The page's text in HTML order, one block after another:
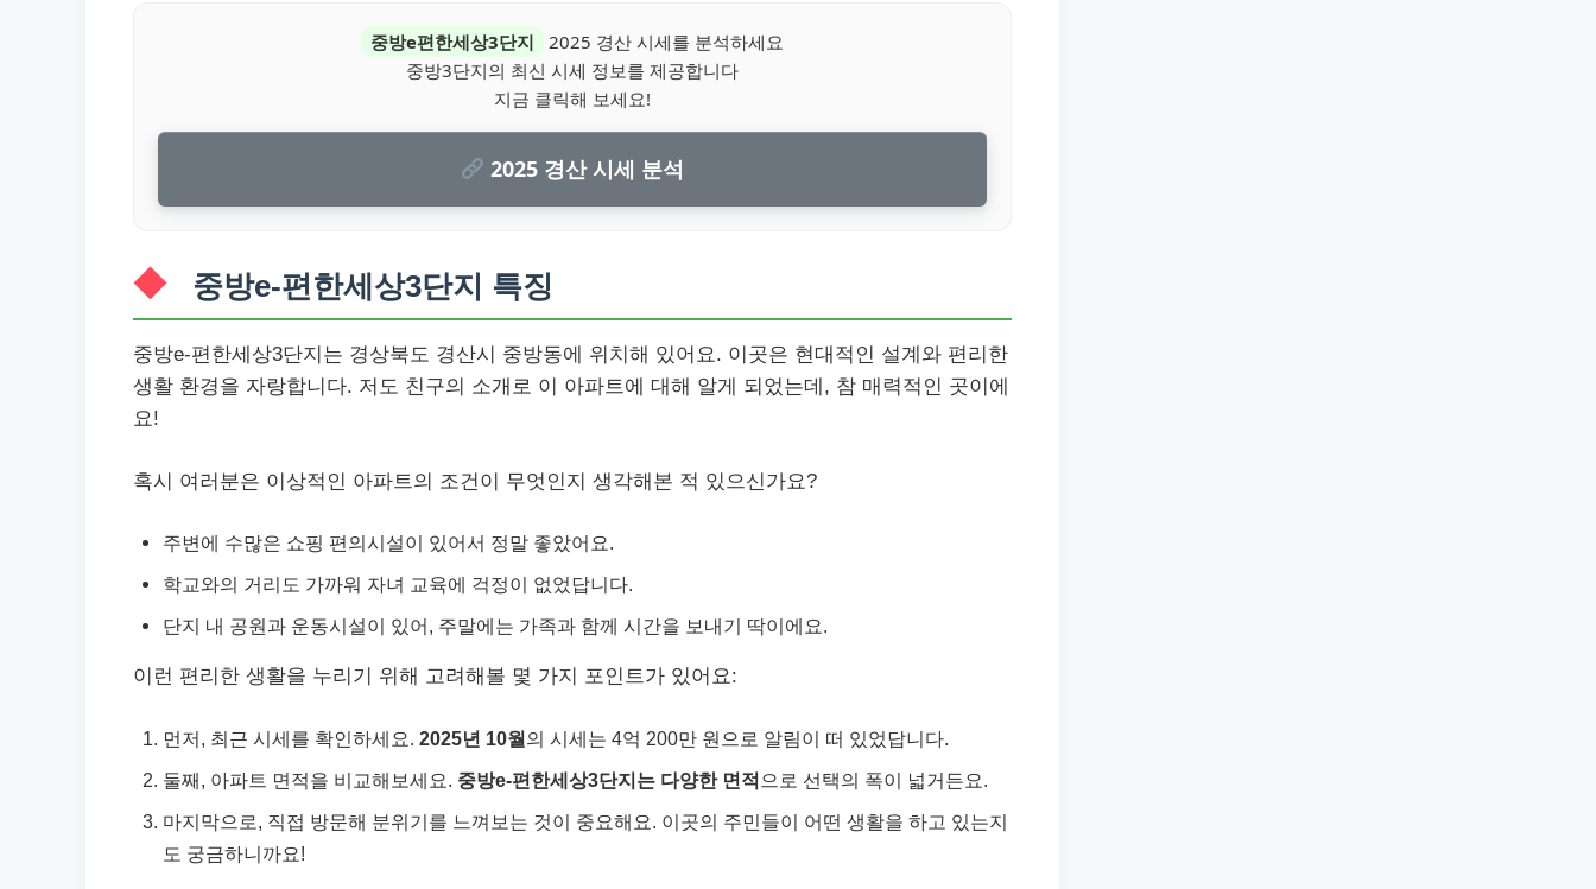
중방e편한세상3단지
2025 경산 시세를 분석하세요
중방3단지의 최신 시세 정보를 제공합니다
지금 클릭해 보세요!
2025 경산 시세 분석
중방e-편한세상3단지 특징
중방e-편한세상3단지는 경상북도 경산시 중방동에 위치해 있어요. 이곳은 현대적인 설계와 편리한
생활 환경을 자랑합니다. 저도 친구의 소개로 이 아파트에 대해 알게 되었는데, 참 매력적인 곳이에
요!
혹시 여러분은 이상적인 아파트의 조건이 무엇인지 생각해본 적 있으신가요?
주변에 수많은 쇼핑 편의시설이 있어서 정말 좋았어요.
학교와의 거리도 가까워 자녀 교육에 걱정이 없었답니다.
단지 내 공원과 운동시설이 있어, 주말에는 가족과 함께 시간을 보내기 딱이에요.
이런 편리한 생활을 누리기 위해 고려해볼 몇 가지 포인트가 있어요:
먼저, 최근 시세를 확인하세요. 2025년 10월 의 시세는 4억 200만 원으로 알림이 떠 있었답니다.
둘째, 아파트 면적을 비교해보세요. 중방e-편한세상3단지는 다양한 면적 으로 선택의 폭이 넓거든요.
마지막으로, 직접 방문해 분위기를 느껴보는 것이 중요해요. 이곳의 주민들이 어떤 생활을 하고 있는지
도 궁금하니까요!